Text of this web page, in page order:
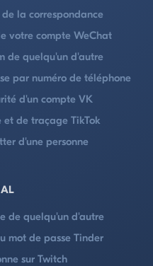
la correspondance
votre compte WeChat
de quelqu'un d'autre
par numéro de téléphone
d'un compte VK
de traçage TikTok
d'une personne
de quelqu'un d'autre
mot de passe Tinder
sur Twitch